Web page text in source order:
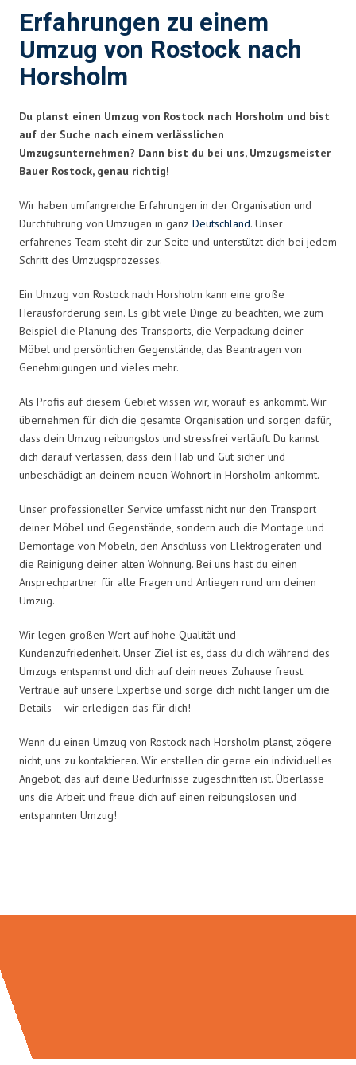
Erfahrungen zu einem
Umzug von Rostock nach
Horsholm
Du planst einen Umzug von Rostock nach Horsholm und bist
auf der Suche nach einem verlässlichen
Umzugsunternehmen? Dann bist du bei uns, Umzugsmeister
Bauer Rostock, genau richtig!
Wir haben umfangreiche Erfahrungen in der Organisation und
Durchführung von Umzügen in ganz Deutschland. Unser
erfahrenes Team steht dir zur Seite und unterstützt dich bei jedem
Schritt des Umzugsprozesses.
Ein Umzug von Rostock nach Horsholm kann eine große
Herausforderung sein. Es gibt viele Dinge zu beachten, wie zum
Beispiel die Planung des Transports, die Verpackung deiner
Möbel und persönlichen Gegenstände, das Beantragen von
Genehmigungen und vieles mehr.
Als Profis auf diesem Gebiet wissen wir, worauf es ankommt. Wir
übernehmen für dich die gesamte Organisation und sorgen dafür,
dass dein Umzug reibungslos und stressfrei verläuft. Du kannst
dich darauf verlassen, dass dein Hab und Gut sicher und
unbeschädigt an deinem neuen Wohnort in Horsholm ankommt.
Unser professioneller Service umfasst nicht nur den Transport
deiner Möbel und Gegenstände, sondern auch die Montage und
Demontage von Möbeln, den Anschluss von Elektrogeräten und
die Reinigung deiner alten Wohnung. Bei uns hast du einen
Ansprechpartner für alle Fragen und Anliegen rund um deinen
Umzug.
Wir legen großen Wert auf hohe Qualität und
Kundenzufriedenheit. Unser Ziel ist es, dass du dich während des
Umzugs entspannst und dich auf dein neues Zuhause freust.
Vertraue auf unsere Expertise und sorge dich nicht länger um die
Details – wir erledigen das für dich!
Wenn du einen Umzug von Rostock nach Horsholm planst, zögere
nicht, uns zu kontaktieren. Wir erstellen dir gerne ein individuelles
Angebot, das auf deine Bedürfnisse zugeschnitten ist. Überlasse
uns die Arbeit und freue dich auf einen reibungslosen und
entspannten Umzug!